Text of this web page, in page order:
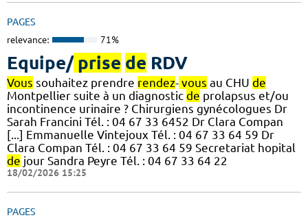
PAGES
relevance: 71%
Equipe/ prise de RDV
Vous souhaitez prendre rendez- vous au CHU de
Montpellier suite à un diagnostic de prolapsus et/ou
incontinence urinaire ? Chirurgiens gynécologues Dr
Sarah Francini Tél. : 04 67 33 6452 Dr Clara Compan
[...] Emmanuelle Vintejoux Tél. : 04 67 33 64 59 Dr
Clara Compan Tél. : 04 67 33 64 59 Secretariat hopital
de jour Sandra Peyre Tél. : 04 67 33 64 22
18/02/2026 15:25
PAGES